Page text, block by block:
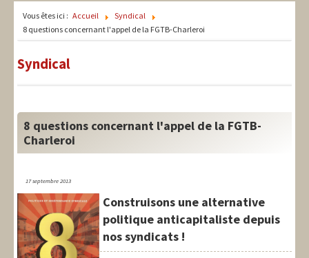
International
Thèmes
Vous êtes ici : Accueil
Syndical
8 questions concernant l'appel de la FGTB-Charleroi
Syndical
8 questions concernant l'appel de la FGTB-
Charleroi
17 septembre 2013
Construisons une alternative
politique anticapitaliste depuis
nos syndicats !